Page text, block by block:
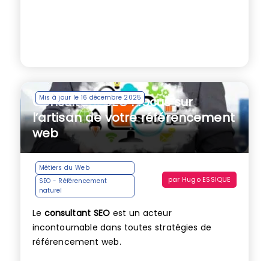
Mis à jour le 16 décembre 2025
Consultant SEO : focus sur
l’artisan de votre référencement
web
Métiers du Web
SEO - Référencement
naturel
par Hugo ESSIQUE
Le consultant SEO est un acteur
incontournable dans toutes stratégies de
référencement web.